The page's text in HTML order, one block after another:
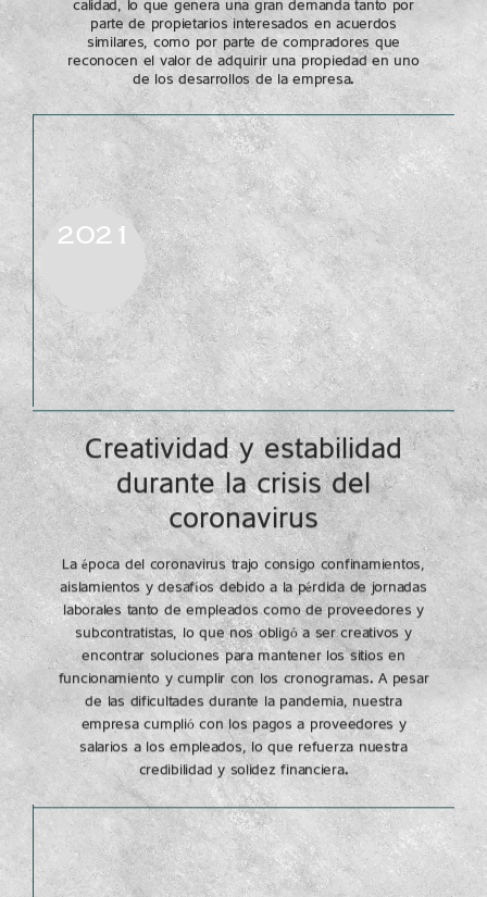
calidad, lo que genera una gran demanda tanto por
parte de propietarios interesados en acuerdos
similares, como por parte de compradores que
reconocen el valor de adquirir una propiedad en uno
de los desarrollos de la empresa.
2021
Creatividad y estabilidad
durante la crisis del
coronavirus
La época del coronavirus trajo consigo confinamientos,
aislamientos y desafíos debido a la pérdida de jornadas
laborales tanto de empleados como de proveedores y
subcontratistas, lo que nos obligó a ser creativos y
encontrar soluciones para mantener los sitios en
funcionamiento y cumplir con los cronogramas. A pesar
de las dificultades durante la pandemia, nuestra
empresa cumplió con los pagos a proveedores y
salarios a los empleados, lo que refuerza nuestra
credibilidad y solidez financiera.